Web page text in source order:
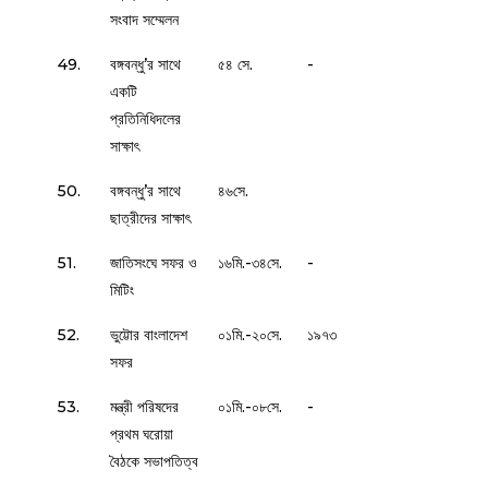
সংবাদ সম্মেলন
49.
বঙ্গবন্ধু’র সাথে
একটি
প্রতিনিধিদলের
সাক্ষাৎ
৫৪ সে. -
50.
বঙ্গবন্ধু’র সাথে
ছাত্রীদের সাক্ষাৎ
৪৬সে.
51.
জাতিসংঘে সফর ও
মিটিং
১৬মি.-৩৪সে. -
52.
ভুট্টোর বাংলাদেশ
সফর
০১মি.-২০সে. ১৯৭৩
53.
মন্ত্রী পরিষদের
প্রথম ঘরোয়া
বৈঠকে সভাপতিত্ব
০১মি.-০৮সে. -